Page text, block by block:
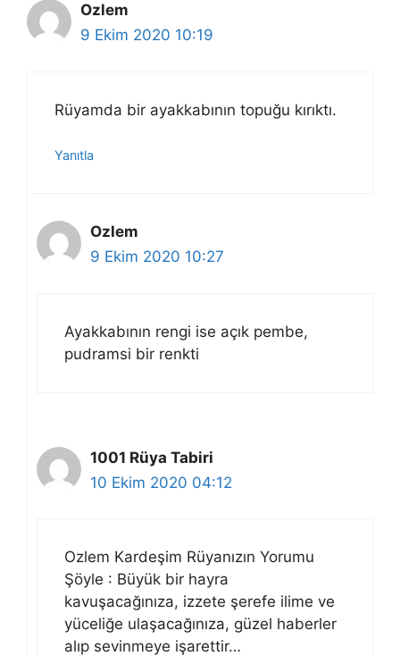
Ozlem
9 Ekim 2020 10:19
Rüyamda bir ayakkabının topuğu kırıktı.
Yanıtla
Ozlem
9 Ekim 2020 10:27
Ayakkabının rengi ise açık pembe,
pudramsi bir renkti
1001 Rüya Tabiri
10 Ekim 2020 04:12
Ozlem Kardeşim Rüyanızın Yorumu
Şöyle : Büyük bir hayra
kavuşacağınıza, izzete şerefe ilime ve
yüceliğe ulaşacağınıza, güzel haberler
alıp sevinmeye işarettir…